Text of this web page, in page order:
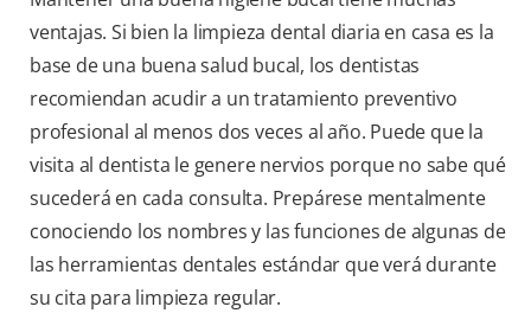
ventajas. Si bien la limpieza dental diaria en casa es la
base de una buena salud bucal, los dentistas
recomiendan acudir a un tratamiento preventivo
profesional al menos dos veces al año. Puede que la
visita al dentista le genere nervios porque no sabe qué
sucederá en cada consulta. Prepárese mentalmente
conociendo los nombres y las funciones de algunas de
las herramientas dentales estándar que verá durante
su cita para limpieza regular.